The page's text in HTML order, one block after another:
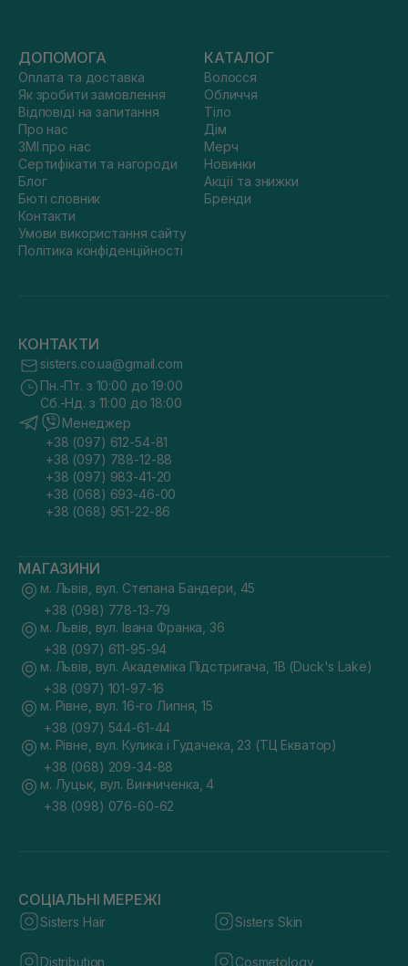
ДОПОМОГА
Оплата та доставка
Як зробити замовлення
Відповіді на запитання
Про нас
ЗМІ про нас
Сертифікати та нагороди
Блог
Бюті словник
Контакти
Умови використання сайту
Політика конфіденційності
КАТАЛОГ
Волосся
Обличчя
Тіло
Дім
Мерч
Новинки
Акції та знижки
Бренди
КОНТАКТИ
sisters.co.ua@gmail.com
Пн.-Пт. з 10:00 до 19:00
Сб.-Нд. з 11:00 до 18:00
Менеджер
+38 (097) 612-54-81
+38 (097) 788-12-88
+38 (097) 983-41-20
+38 (068) 693-46-00
+38 (068) 951-22-86
МАГАЗИНИ
м. Львів, вул. Степана Бандери, 45
+38 (098) 778-13-79
м. Львів, вул. Івана Франка, 36
+38 (097) 611-95-94
м. Львів, вул. Академіка Підстригача, 1В (Duck's Lake)
+38 (097) 101-97-16
м. Рівне, вул. 16-го Липня, 15
+38 (097) 544-61-44
м. Рівне, вул. Кулика і Гудачека, 23 (ТЦ Екватор)
+38 (068) 209-34-88
м. Луцьк, вул. Винниченка, 4
+38 (098) 076-60-62
СОЦІАЛЬНІ МЕРЕЖІ
Sisters Hair Sisters Skin
Distribution Cosmetology